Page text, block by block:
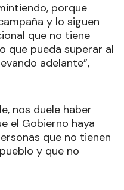
porque
y lo siguen
que no tiene
que pueda superar al
adelante”,
nos duele haber
el Gobierno haya
que no tienen
y que no